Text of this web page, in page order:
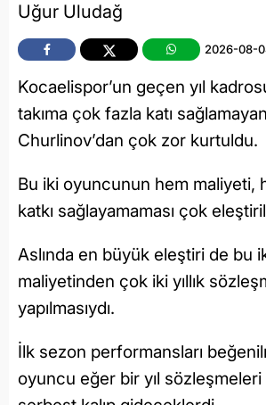
Uğur Uludağ
2026-08-
Kocaelispor’un geçen yıl
takıma çok fazla katı
Churlinov’dan çok zor kurtuldu.
Bu iki oyuncunun hem maliyeti,
katkı sağlayamaması çok
Aslında en büyük eleştiri de bu
maliyetinden çok iki yıllık
yapılmasıydı.
İlk sezon performansları
oyuncu eğer bir yıl sözleşmeleri